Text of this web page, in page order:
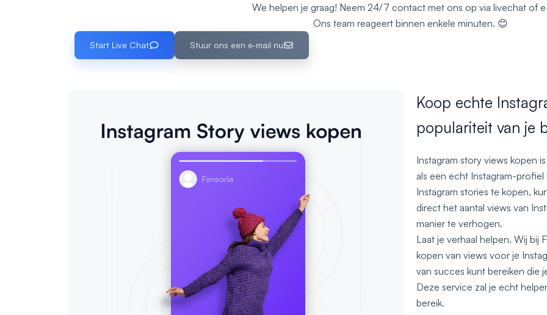
We helpen je graag! Neem 24/7 contact met ons op via livechat of
Ons team reageert binnen enkele minuten. 😊
Start Live Chat Stuur ons een e‑mail nu
Koop echte
populariteit van je
Instagram story views kopen
als een echt Instagram-
Instagram stories te kopen,
direct het aantal views van
manier te verhogen.
Laat je verhaal helpen. Wij bij
kopen van views voor je
van succes kunt bereiken die
Deze service zal je echt
bereik.